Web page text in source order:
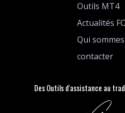
Outils MT4
Actualités
Qui
contacter
Des Outils d'assistance au